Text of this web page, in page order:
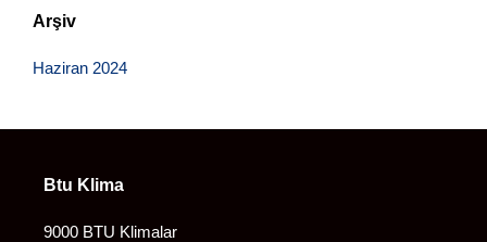
Arşiv
Haziran 2024
Btu Klima
9000 BTU Klimalar